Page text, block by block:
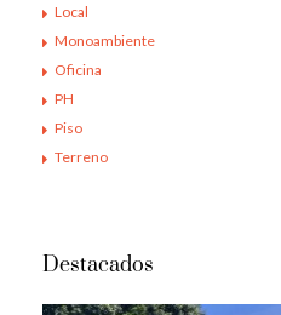
Local
Monoambiente
Oficina
PH
Piso
Terreno
Destacados